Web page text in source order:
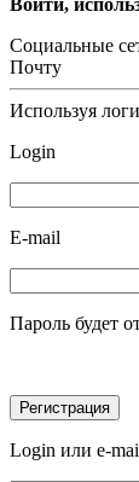
Социальные
Почту
Используя
Login
E-mail
Пароль будет
Login или e-